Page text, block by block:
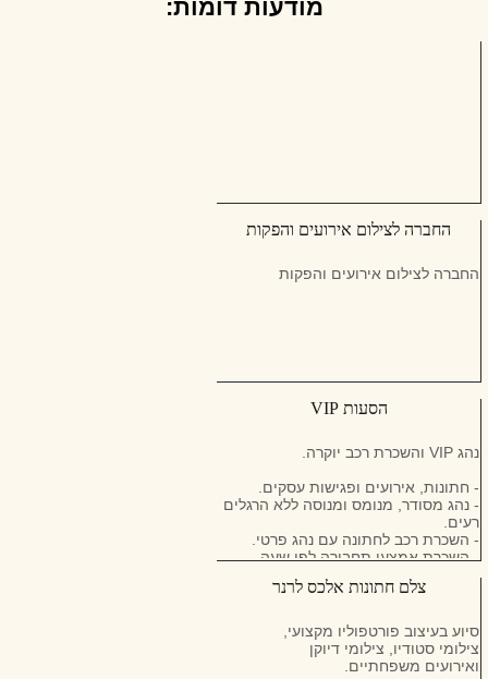
מודעות דומות:
החברה לצילום אירועים והפקות
החברה לצילום אירועים והפקות
הסעות VIP
נהג VIP והשכרת רכב יוקרה.
- חתונות, אירועים ופגישות עסקים.
- נהג מסודר, מנומס ומנוסה ללא הרגלים
רעים.
- השכרת רכב לחתונה עם נהג פרטי.
- השכרת אמצעי תחבורה לפי שעה
- שירות נהג חלופי.
- שרותי מונית VIP.
- בכל מקום בארץ.
צלם חתונות אלכס לרנר
סיוע בעיצוב פורטפוליו מקצועי,
צילומי סטודיו, צילומי דיוקן
ואירועים משפחתיים.